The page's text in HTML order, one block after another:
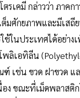
เคมี กล่าวว่า ภาคกา
ต็มศักยภาพและมีเสถี
ช้ในประเทศได้อย่าง
ลิเอทิลีน
เช่น ขวด ฝาขวด แ
อง ขณะที่เม็ดพลาสติ